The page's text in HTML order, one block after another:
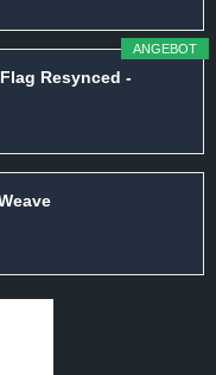
ANGEBOT
Resynced -